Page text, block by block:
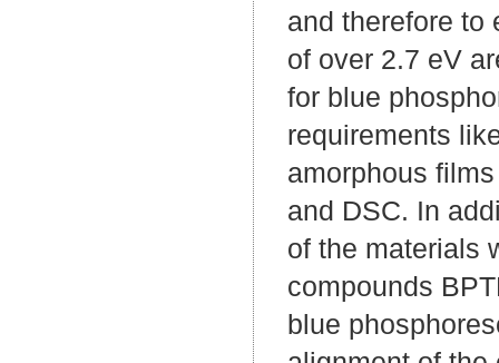
and therefore to
of over 2.7 eV
for blue
requirements
amorphous
and DSC. In
of the materials
compounds
blue